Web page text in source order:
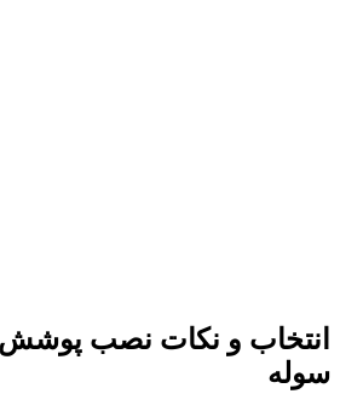
انتخاب و نکات نصب
سوله